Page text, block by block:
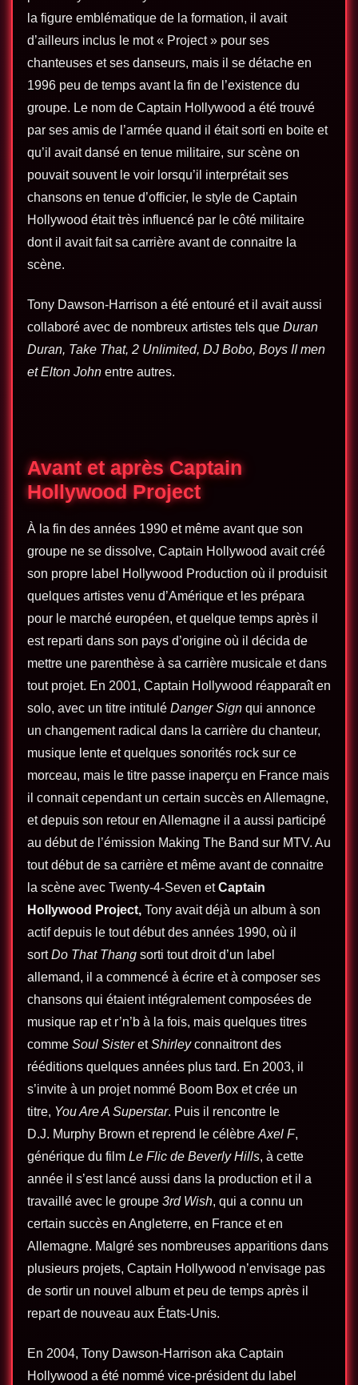
la figure emblématique de la formation, il avait
d’ailleurs inclus le mot « Project » pour ses
chanteuses et ses danseurs, mais il se détache en
1996 peu de temps avant la fin de l’existence du
groupe. Le nom de Captain Hollywood a été trouvé
par ses amis de l’armée quand il était sorti en boite et
qu’il avait dansé en tenue militaire, sur scène on
pouvait souvent le voir lorsqu’il interprétait ses
chansons en tenue d’officier, le style de Captain
Hollywood était très influencé par le côté militaire
dont il avait fait sa carrière avant de connaitre la
scène.
Tony Dawson-Harrison a été entouré et il avait aussi
collaboré avec de nombreux artistes tels que Duran
Duran, Take That, 2 Unlimited, DJ Bobo, Boys II men
et Elton John entre autres.
Avant et après Captain
Hollywood Project
À la fin des années 1990 et même avant que son
groupe ne se dissolve, Captain Hollywood avait créé
son propre label Hollywood Production où il produisit
quelques artistes venu d’Amérique et les prépara
pour le marché européen, et quelque temps après il
est reparti dans son pays d’origine où il décida de
mettre une parenthèse à sa carrière musicale et dans
tout projet. En 2001, Captain Hollywood réapparaît en
solo, avec un titre intitulé Danger Sign qui annonce
un changement radical dans la carrière du chanteur,
musique lente et quelques sonorités rock sur ce
morceau, mais le titre passe inaperçu en France mais
il connait cependant un certain succès en Allemagne,
et depuis son retour en Allemagne il a aussi participé
au début de l’émission Making The Band sur MTV. Au
tout début de sa carrière et même avant de connaitre
la scène avec Twenty-4-Seven etCaptain
Hollywood Project, Tony avait déjà un album à son
actif depuis le tout début des années 1990, où il
sortDo That Thang sorti tout droit d’un label
allemand, il a commencé à écrire et à composer ses
chansons qui étaient intégralement composées de
musique rap et r’n’b à la fois, mais quelques titres
comme Soul SisteretShirleyconnaitront des
rééditions quelques années plus tard. En 2003, il
s’invite à un projet nommé Boom Box et crée un
titre, You Are A Superstar. Puis il rencontre le
D.J. Murphy Brown et reprend le célèbre Axel F,
générique du film Le Flic de Beverly Hills, à cette
année il s’est lancé aussi dans la production et il a
travaillé avec le groupe 3rd Wish, qui a connu un
certain succès en Angleterre, en France et en
Allemagne. Malgré ses nombreuses apparitions dans
plusieurs projets, Captain Hollywood n’envisage pas
de sortir un nouvel album et peu de temps après il
repart de nouveau aux États-Unis.
En 2004, Tony Dawson-Harrison aka Captain
Hollywood a été nommé vice-président du label